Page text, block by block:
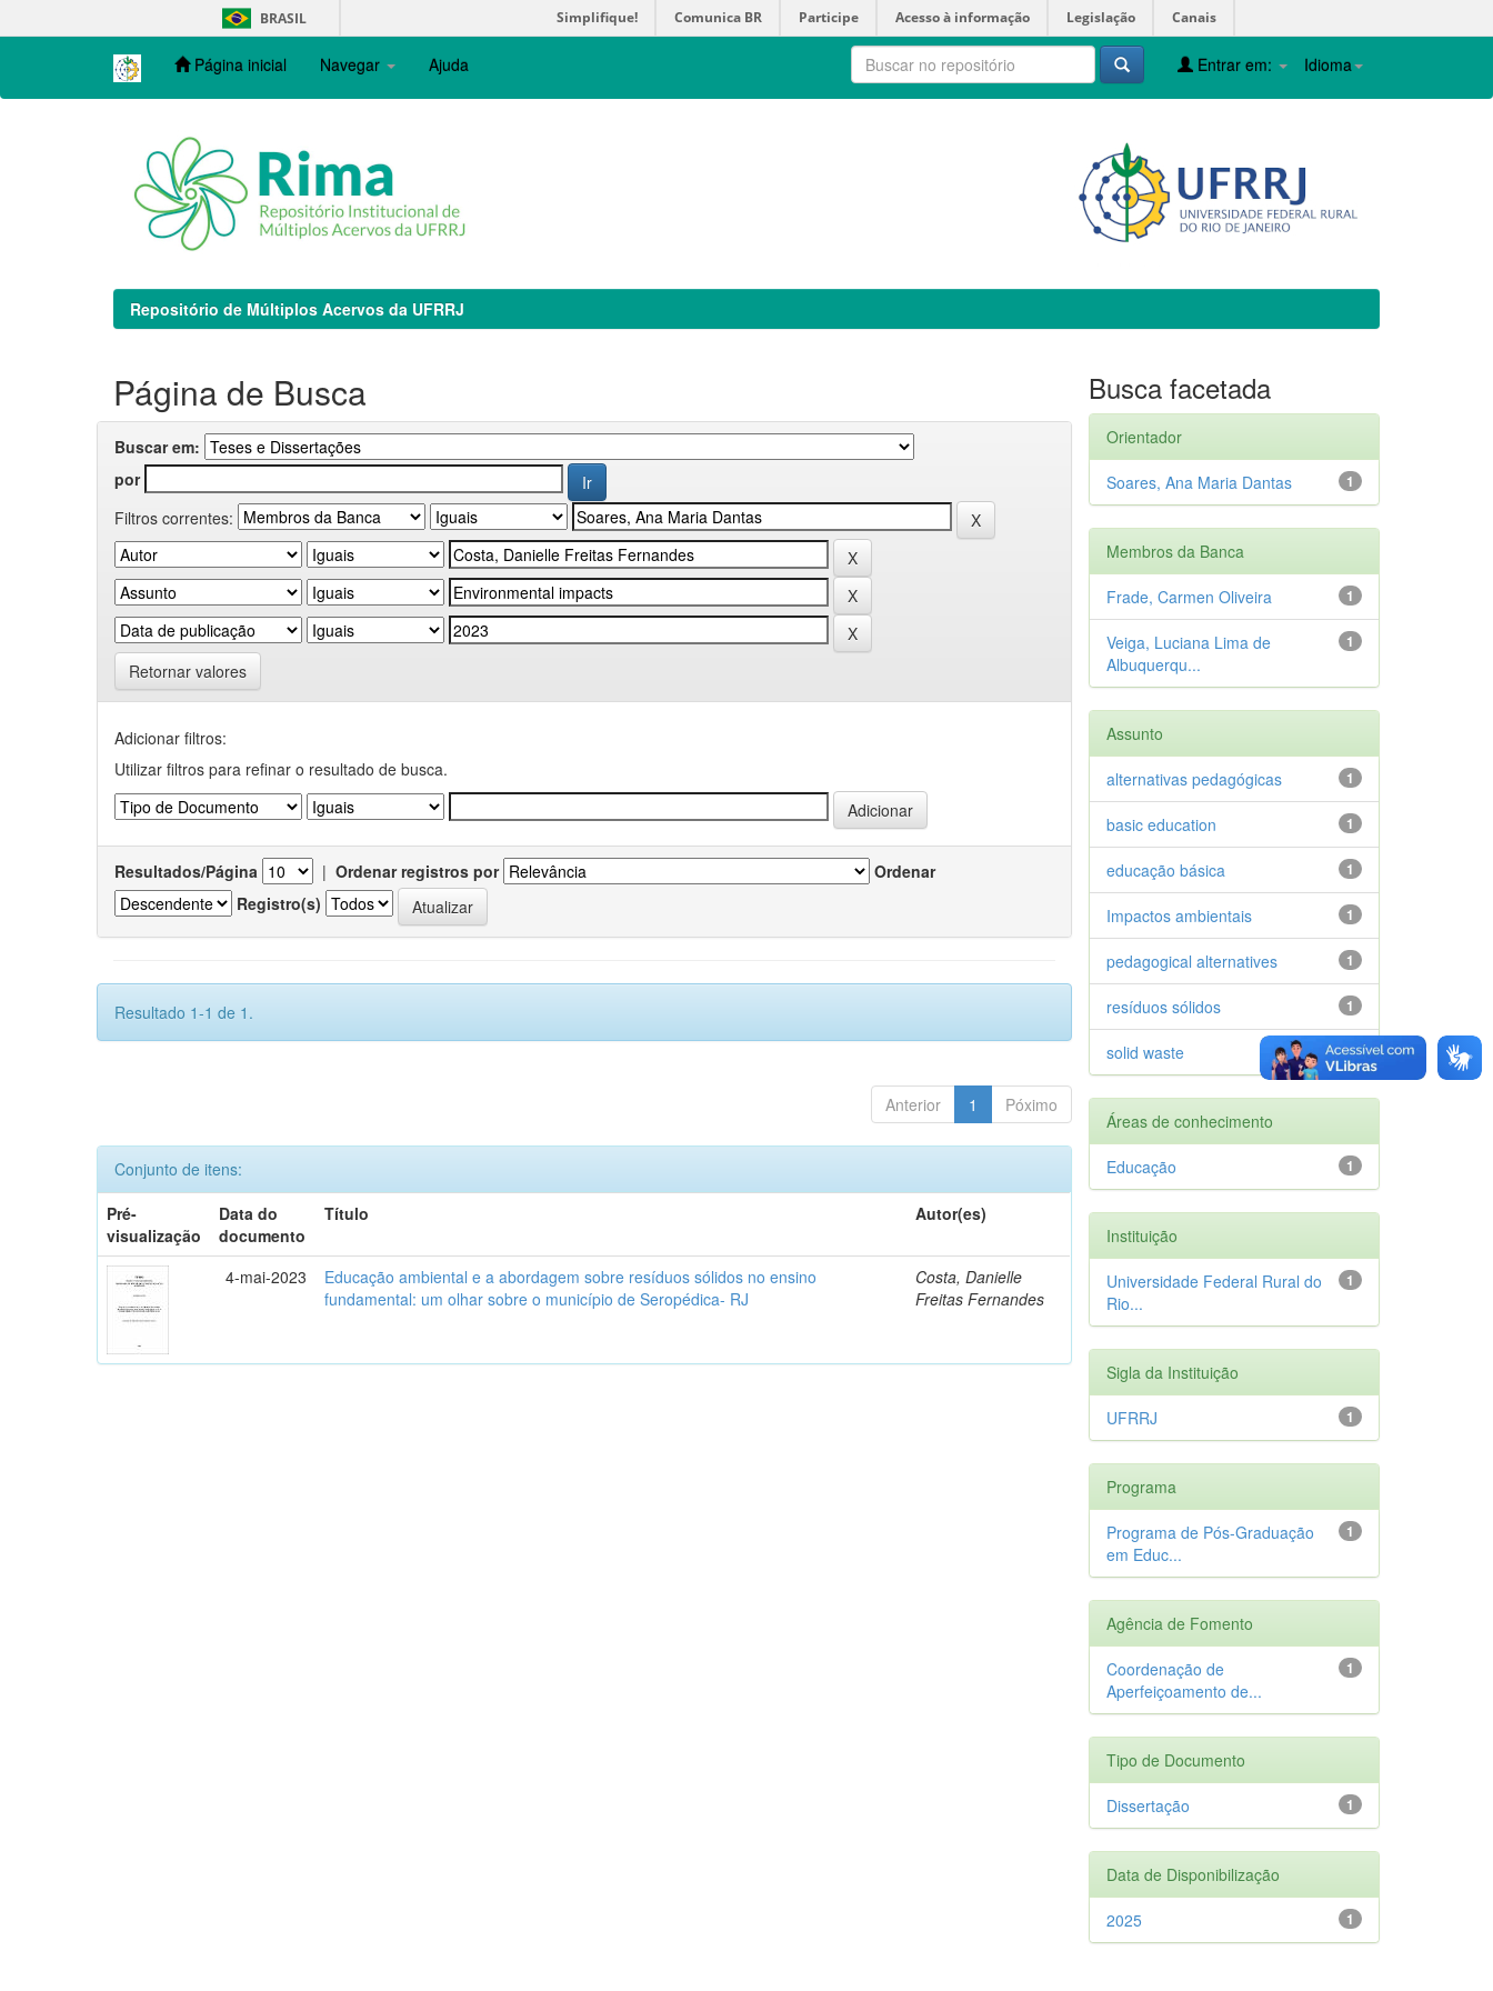
navigation
BRASIL Simplifique! Comunica BR Participe Acesso à informação Legislação Canais
Página inicial Navegar Ajuda Idioma
Entrar em:
Repositório de Múltiplos Acervos da UFRRJ
Página de Busca
Buscar em:
por
Filtros correntes:
Retornar valores
Adicionar filtros:
Utilizar filtros para refinar o resultado de busca.
Resultados/Página | Ordenar registros por
Ordenar
Registro(s)
Resultado 1-1 de 1.
Anterior 1 Póximo
Conjunto de itens:
Pré-
visualização
Data do
documento
Título Autor(es)
4-mai-2023
Educação ambiental e a abordagem sobre resíduos sólidos no ensino
fundamental: um olhar sobre o município de Seropédica- RJ
Costa, Danielle
Freitas Fernandes
Busca facetada
Orientador
1
Soares, Ana Maria Dantas
Membros da Banca
1
Frade, Carmen Oliveira
1
Veiga, Luciana Lima de
Albuquerqu...
Assunto
1
alternativas pedagógicas
1
basic education
1
educação básica
1
Impactos ambientais
1
pedagogical alternatives
1
resíduos sólidos
1
solid waste
Áreas de conhecimento
1
Educação
Instituição
1
Universidade Federal Rural do
Rio...
Sigla da Instituição
1
UFRRJ
Programa
1
Programa de Pós-Graduação
em Educ...
Agência de Fomento
1
Coordenação de
Aperfeiçoamento de...
Tipo de Documento
1
Dissertação
Data de Disponibilização
1
2025